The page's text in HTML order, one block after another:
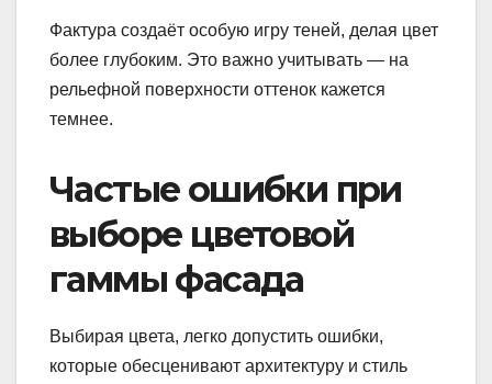
Фактура создаёт особую игру теней, делая цвет
более глубоким. Это важно учитывать — на
рельефной поверхности оттенок кажется
темнее.
Частые ошибки при
выборе цветовой
гаммы фасада
Выбирая цвета, легко допустить ошибки,
которые обесценивают архитектуру и стиль